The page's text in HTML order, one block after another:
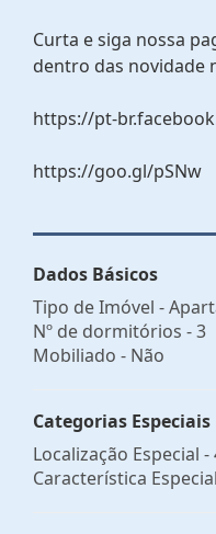
Curta e siga nossa
dentro das novidade
https://pt-
https://goo.gl/pSNw
Dados Básicos
Tipo de Imóvel -
Nº de dormitórios - 3
Mobiliado - Não
Categorias Especiais
Localização Especial
Característica